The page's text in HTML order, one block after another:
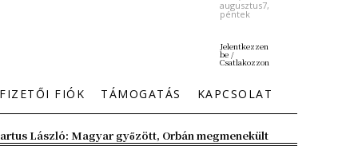
augusztus7,
péntek
Jelentkezzen
be /
Csatlakozzon
FIÓK TÁMOGATÁS KAPCSOLAT
László: Magyar győzött, Orbán megmenekült